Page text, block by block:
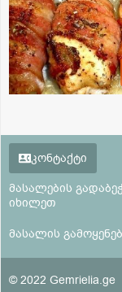
კონტაქტი
მასალების
იხილეთ
მასალის
© 2022 Gemrielia.ge